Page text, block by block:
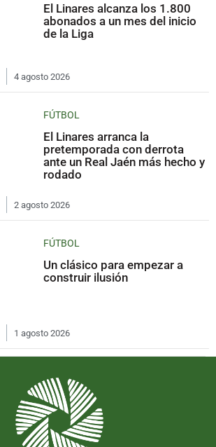
El Linares alcanza los 1.800
abonados a un mes del inicio
de la Liga
4 agosto 2026
FÚTBOL
El Linares arranca la
pretemporada con derrota
ante un Real Jaén más hecho y
rodado
2 agosto 2026
FÚTBOL
Un clásico para empezar a
construir ilusión
1 agosto 2026